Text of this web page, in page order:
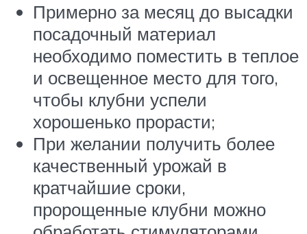
Примерно за месяц до высадки
посадочный материал
необходимо поместить в теплое
и освещенное место для того,
чтобы клубни успели
хорошенько прорасти;
При желании получить более
качественный урожай в
кратчайшие сроки,
пророщенные клубни можно